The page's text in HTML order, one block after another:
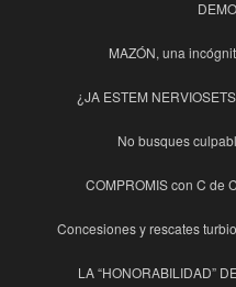
MAZÓN, una
¿JA ESTEM
No busques
COMPROMIS con C de
Concesiones y rescates
LA “HONORABILIDAD”